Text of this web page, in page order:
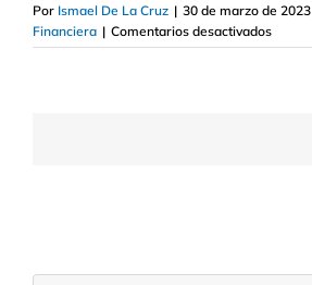
Por Ismael De La Cruz | 30 de marzo de 2023
Financiera | Comentarios desactivadosen
Qué